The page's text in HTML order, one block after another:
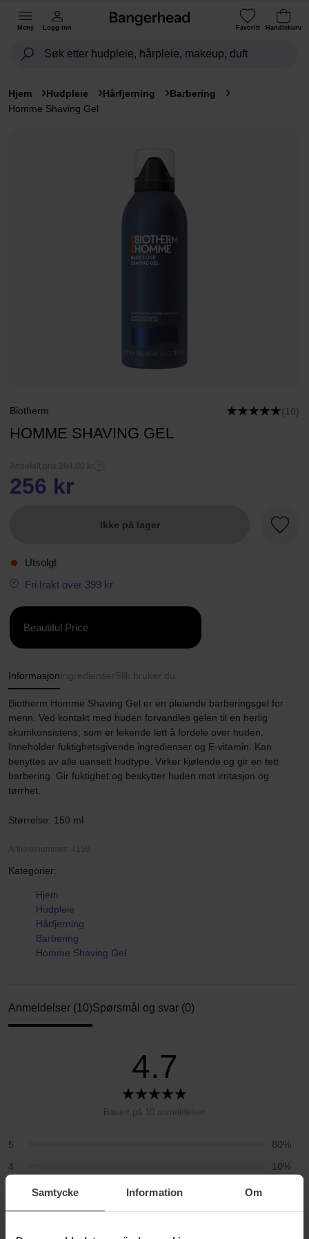
Samtycke Information Om
Meny Logg inn Favoritt Handlekurv
Hjem Hudpleie Hårfjerning
Barbering
Homme Shaving Gel
Biotherm (10)
HOMME SHAVING GEL
Anbefalt pris 284,00 kr
256 kr
Ikke på lager
Utsolgt
Fri frakt over 399 kr
Beautiful Price
Informasjon Ingredienser Slik bruker du
Biotherm Homme Shaving Gel er en pleiende barberingsgel for
menn. Ved kontakt med huden forvandles gelen til en herlig
skumkonsistens, som er lekende lett å fordele over huden.
Inneholder fuktighetsgivende ingredienser og E-vitamin. Kan
benyttes av alle uansett hudtype. Virker kjølende og gir en tett
barbering. Gir fuktighet og beskytter huden mot irritasjon og
tørrhet.
Størrelse: 150 ml
Artikkelnummer: 4159
Kategorier:
Hjem
Hudpleie
Hårfjerning
Barbering
Homme Shaving Gel
Anmeldelser (10)Spørsmål og svar (0)
4.7
Basert på 10 anmeldelser
5
80%
4
10%
2
0%